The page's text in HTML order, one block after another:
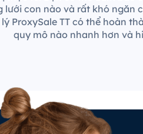
lưới con nào và rất khó ngăn
ProxySale TT có thể hoàn
quy mô nào nhanh hơn và